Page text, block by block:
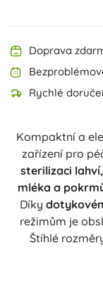
Doprava
Rychlé
Kompaktní a
zařízení pro
sterilizaci
mléka a
Díky
režimům je
Štíhlé